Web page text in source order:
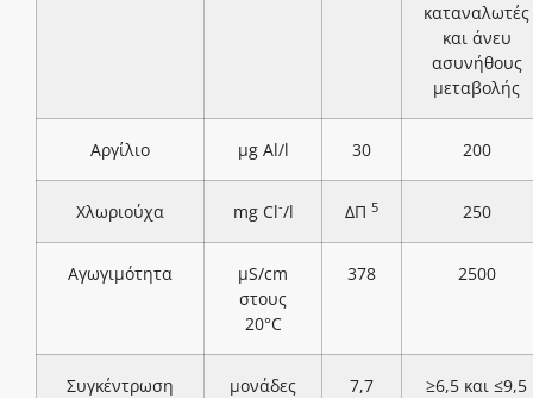
καταναλωτές
και άνευ
ασυνήθους
μεταβολής
Αργίλιο μg Al/l 30 200
Χλωριούχα mg Cl-/l ΔΠ 5 250
Αγωγιμότητα
μS/cm
στους
20°C
378 2500
Συγκέντρωση
μονάδες
7,7 ≥6,5 και ≤9,5